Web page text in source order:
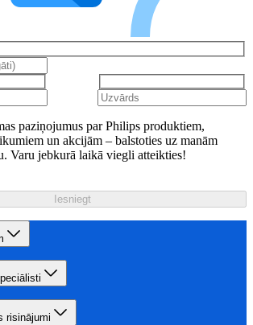
paziņojumus par Philips produktiem,
un akcijām – balstoties uz manām
Varu jebkurā laikā viegli atteikties!
Iesniegt
risinājumi